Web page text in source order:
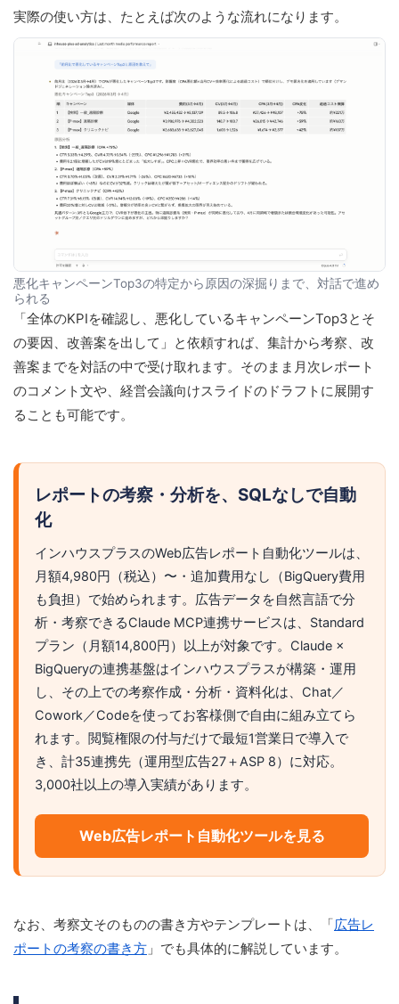
実際の使い方は、たとえば次のような流れになります。
悪化キャンペーンTop3の特定から原因の深掘りまで、対話で進め
られる
「全体のKPIを確認し、悪化しているキャンペーンTop3とそ
の要因、改善案を出して」と依頼すれば、集計から考察、改
善案までを対話の中で受け取れます。そのまま月次レポート
のコメント文や、経営会議向けスライドのドラフトに展開す
ることも可能です。
レポートの考察・分析を、SQLなしで自動
化
インハウスプラスのWeb広告レポート自動化ツールは、
月額4,980円（税込）〜・追加費用なし（BigQuery費用
も負担）で始められます。広告データを自然言語で分
析・考察できるClaude MCP連携サービスは、Standard
プラン（月額14,800円）以上が対象です。Claude ×
BigQueryの連携基盤はインハウスプラスが構築・運用
し、その上での考察作成・分析・資料化は、Chat／
Cowork／Codeを使ってお客様側で自由に組み立てら
れます。閲覧権限の付与だけで最短1営業日で導入で
き、計35連携先（運用型広告27＋ASP 8）に対応。
3,000社以上の導入実績があります。
Web広告レポート自動化ツールを見る
なお、考察文そのものの書き方やテンプレートは、「広告レ
ポートの考察の書き方 」でも具体的に解説しています。